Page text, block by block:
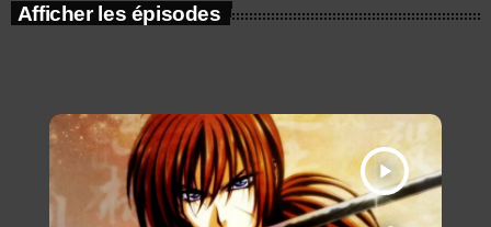
Afficher les épisodes
play_arrow